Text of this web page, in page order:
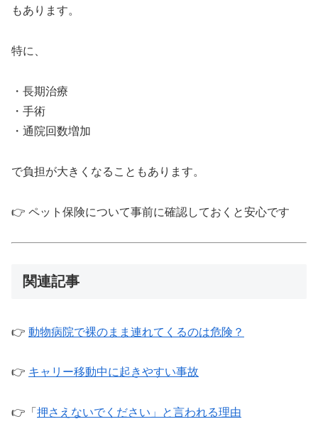
もあります。
特に、
・長期治療
・手術
・通院回数増加
で負担が大きくなることもあります。
👉 ペット保険について事前に確認しておくと安心です
関連記事
👉 動物病院で裸のまま連れてくるのは危険？
👉 キャリー移動中に起きやすい事故
👉「 押さえないでください」と言われる理由